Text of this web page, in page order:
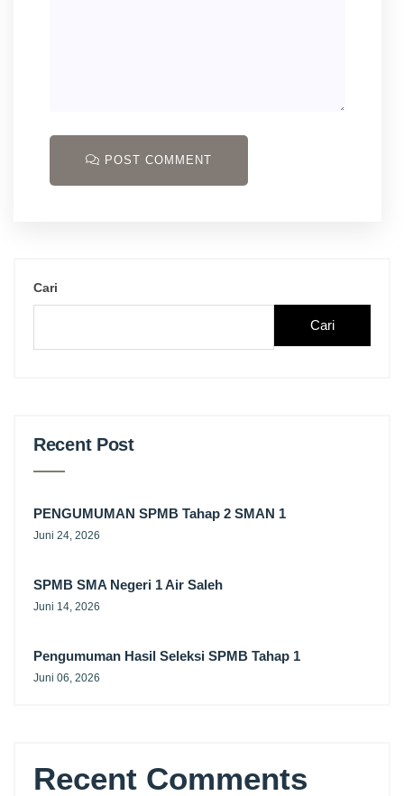
POST COMMENT
Cari
Cari
Recent Post
PENGUMUMAN SPMB Tahap 2 SMAN 1
Juni 24, 2026
SPMB SMA Negeri 1 Air Saleh
Juni 14, 2026
Pengumuman Hasil Seleksi SPMB Tahap 1
Juni 06, 2026
Recent Comments